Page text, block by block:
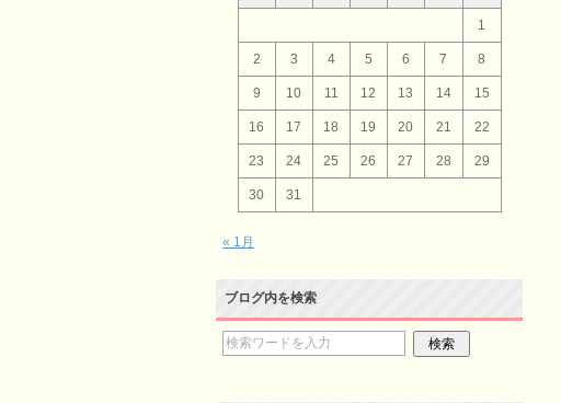
1
2 3 4 5 6 7 8
9 10 11 12 13 14 15
16 17 18 19 20 21 22
23 24 25 26 27 28 29
30 31
« 1月
ブログ内を検索